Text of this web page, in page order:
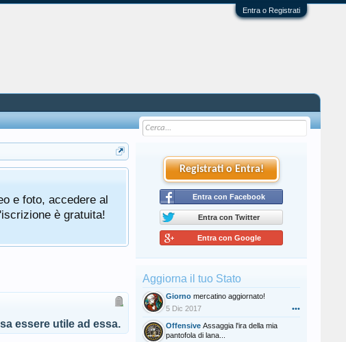
Entra o Registrati
e foto, accedere al
è gratuita!
essere utile ad essa.
Registrati o Entra!
Entra con Facebook
Entra con Twitter
Entra con Google
Aggiorna il tuo Stato
Giorno mercatino aggiornato!
5 Dic 2017
•••
Offensive Assaggia l'ira della mia
pantofola di lana...